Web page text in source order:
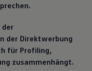
der
der Direktwerbung
für Profiling,
zusammenhängt.